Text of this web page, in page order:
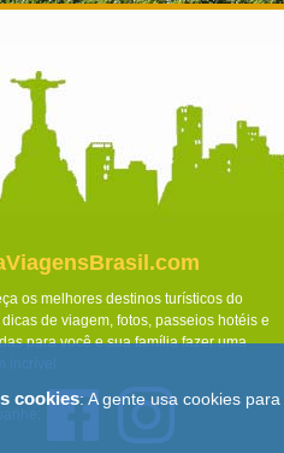
os melhores destinos turísticos do
dicas de viagem, fotos, passeios hotéis e
para você e sua família fazer uma
incrível.
cookies: A gente usa cookies